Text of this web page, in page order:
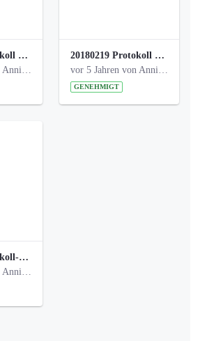
20190128 Protokoll der Projektgruppe Olgäle.pdf
20180219 Protokoll der Projektgruppe Olgaele2012.pdf
GENEHMIGT
20171212 Protokoll-Klettergerüst-3b-neu-.pdf